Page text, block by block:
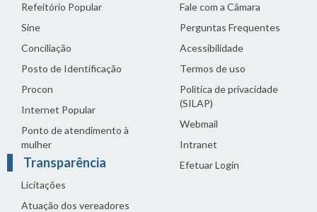
Refeitório Popular
Sine
Conciliação
Posto de Identificação
Procon
Internet Popular
Ponto de atendimento à
mulher
Transparência
Licitações
Atuação dos vereadores
Fale com a Câmara
Perguntas Frequentes
Acessibilidade
Termos de uso
Política de privacidade
(SILAP)
Webmail
Intranet
Efetuar Login